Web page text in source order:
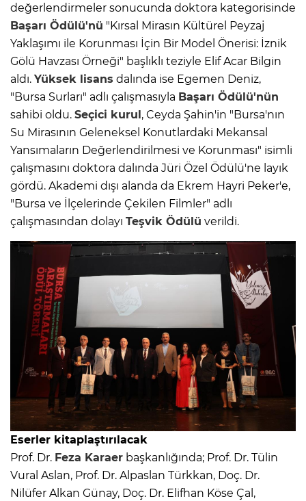
değerlendirmeler sonucunda doktora kategorisinde
Başarı Ödülü'nü "Kırsal Mirasın Kültürel Peyzaj
Yaklaşımı ile Korunması İçin Bir Model Önerisi: İznik
Gölü Havzası Örneği" başlıklı teziyle Elif Acar Bilgin
aldı. Yüksek lisans dalında ise Egemen Deniz,
"Bursa Surları" adlı çalışmasıyla Başarı Ödülü'nün
sahibi oldu. Seçici kurul, Ceyda Şahin'in "Bursa'nın
Su Mirasının Geleneksel Konutlardaki Mekansal
Yansımaların Değerlendirilmesi ve Korunması" isimli
çalışmasını doktora dalında Jüri Özel Ödülü'ne layık
gördü. Akademi dışı alanda da Ekrem Hayri Peker'e,
"Bursa ve İlçelerinde Çekilen Filmler" adlı
çalışmasından dolayı Teşvik Ödülü verildi.
Eserler kitaplaştırılacak
Prof. Dr. Feza Karaer başkanlığında; Prof. Dr. Tülin
Vural Aslan, Prof. Dr. Alpaslan Türkkan, Doç. Dr.
Nilüfer Alkan Günay, Doç. Dr. Elifhan Köse Çal,